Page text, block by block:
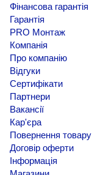
Фінансова гарантія
Гарантія
PRO Монтаж
Компанія
Про компанію
Відгуки
Сертифікати
Партнери
Вакансії
Кар'єра
Повернення товару
Договір оферти
Інформація